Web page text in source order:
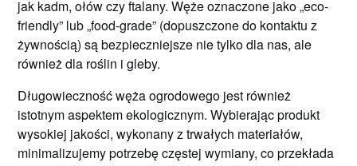
jak kadm, ołów czy ftalany. Węże oznaczone jako „eco-
friendly” lub „food-grade” (dopuszczone do kontaktu z
żywnością) są bezpieczniejsze nie tylko dla nas, ale
również dla roślin i gleby.
Długowieczność węża ogrodowego jest również
istotnym aspektem ekologicznym. Wybierając produkt
wysokiej jakości, wykonany z trwałych materiałów,
minimalizujemy potrzebę częstej wymiany, co przekłada